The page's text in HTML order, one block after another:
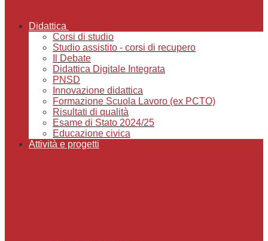
Didattica
Corsi di studio
Studio assistito - corsi di recupero
Il Debate
Didattica Digitale Integrata
PNSD
Innovazione didattica
Formazione Scuola Lavoro (ex PCTO)
Risultati di qualità
Esame di Stato 2024/25
Educazione civica
Attività e progetti